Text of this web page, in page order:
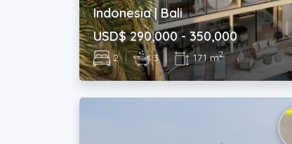
Indonesia | Bali
USD$ 290,000 - 350,000
2 | 3 | 171 m2